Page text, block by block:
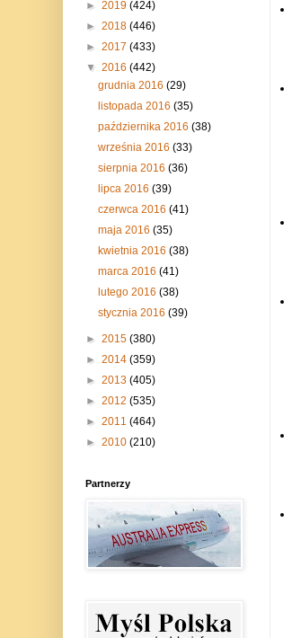
► 2019 (424)
► 2018 (446)
► 2017 (433)
▼ 2016 (442)
grudnia 2016 (29)
listopada 2016 (35)
października 2016 (38)
września 2016 (33)
sierpnia 2016 (36)
lipca 2016 (39)
czerwca 2016 (41)
maja 2016 (35)
kwietnia 2016 (38)
marca 2016 (41)
lutego 2016 (38)
stycznia 2016 (39)
► 2015 (380)
► 2014 (359)
► 2013 (405)
► 2012 (535)
► 2011 (464)
► 2010 (210)
Partnerzy